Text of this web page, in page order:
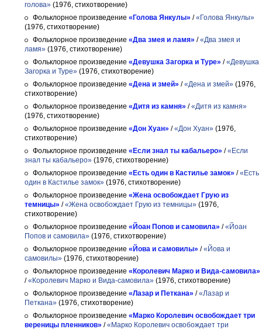
голова» (1976, стихотворение)
Фольклорное произведение «Голова Янкулы» /«Голова Янкулы»
(1976, стихотворение)
Фольклорное произведение «Два змея и ламя» /«Два змея и
ламя» (1976, стихотворение)
Фольклорное произведение «Девушка Загорка и Туре» /«Девушка
Загорка и Туре» (1976, стихотворение)
Фольклорное произведение «Дена и змей» /«Дена и змей» (1976,
стихотворение)
Фольклорное произведение «Дитя из камня» /«Дитя из камня»
(1976, стихотворение)
Фольклорное произведение «Дон Хуан» /«Дон Хуан» (1976,
стихотворение)
Фольклорное произведение «Если знал ты кабальеро» /«Если
знал ты кабальеро» (1976, стихотворение)
Фольклорное произведение «Есть один в Кастилье замок» /«Есть
один в Кастилье замок» (1976, стихотворение)
Фольклорное произведение «Жена освобождает Грую из
темницы» /«Жена освобождает Грую из темницы» (1976,
стихотворение)
Фольклорное произведение «Йоан Попов и самовила» /«Йоан
Попов и самовила» (1976, стихотворение)
Фольклорное произведение «Йова и самовилы» /«Йова и
самовилы» (1976, стихотворение)
Фольклорное произведение «Королевич Марко и Вида-самовила»
/«Королевич Марко и Вида-самовила» (1976, стихотворение)
Фольклорное произведение «Лазар и Петкана» /«Лазар и
Петкана» (1976, стихотворение)
Фольклорное произведение «Марко Королевич освобождает три
вереницы пленников» /«Марко Королевич освобождает три